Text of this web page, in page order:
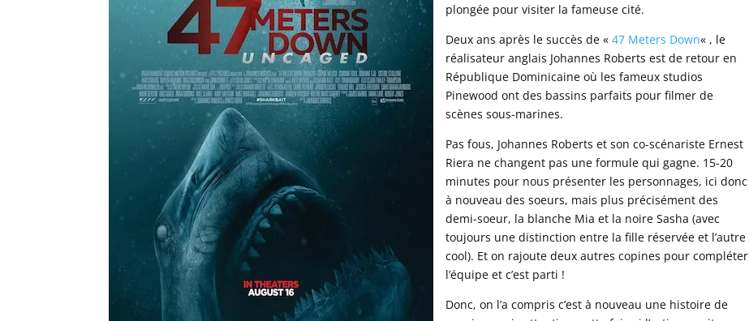
plongée pour visiter la fameuse cité.
Deux ans après le succès de «47 Meters Down« , le
réalisateur anglais Johannes Roberts est de retour en
République Dominicaine où les fameux studios
Pinewood ont des bassins parfaits pour filmer de
scènes sous-marines.
Pas fous, Johannes Roberts et son co-scénariste Ernest
Riera ne changent pas une formule qui gagne. 15-20
minutes pour nous présenter les personnages, ici donc
à nouveau des soeurs, mais plus précisément des
demi-soeur, la blanche Mia et la noire Sasha (avec
toujours une distinction entre la fille réservée et l’autre
cool). Et on rajoute deux autres copines pour compléter
l’équipe et c’est parti !
Donc, on l’a compris c’est à nouveau une histoire de